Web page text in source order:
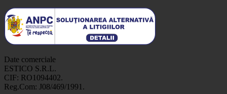
Date comerciale
ESTICO S.R.L.
CIF: RO1094402.
Reg.Com: J08/469/1991.